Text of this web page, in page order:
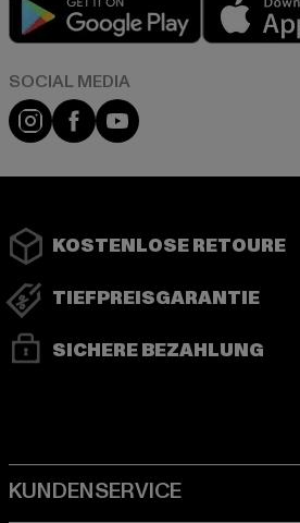
Instagram
FacebookYouTube
KOSTENLOSE RETOURE
TIEFPREISGARANTIE
SICHERE BEZAHLUNG